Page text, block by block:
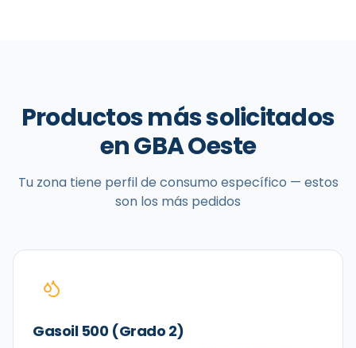
Productos más solicitados
enGBA Oeste
Tu zona tiene perfil de consumo específico — estos
son los más pedidos
Gasoil 500 (Grado 2)